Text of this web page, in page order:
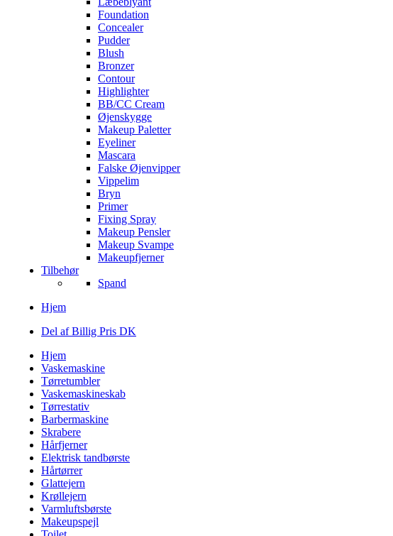
Foundation
Concealer
Pudder
Blush
Bronzer
Contour
Highlighter
BB/CC Cream
Øjenskygge
Makeup Paletter
Eyeliner
Mascara
Falske Øjenvipper
Vippelim
Bryn
Primer
Fixing Spray
Makeup Pensler
Makeup Svampe
Makeupfjerner
Tilbehør
Spand
Hjem
Del af Billig Pris DK
Hjem
Vaskemaskine
Tørretumbler
Vaskemaskineskab
Tørrestativ
Barbermaskine
Skrabere
Hårfjerner
Elektrisk tandbørste
Hårtørrer
Glattejern
Krøllejern
Varmluftsbørste
Makeupspejl